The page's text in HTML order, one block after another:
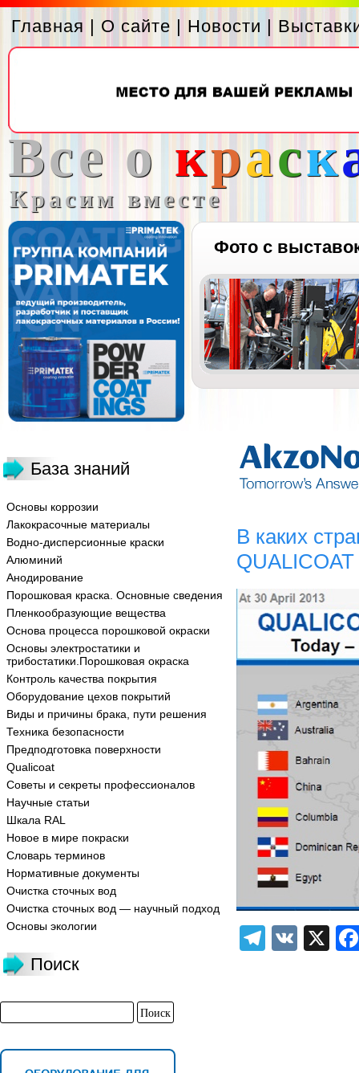
Главная | О сайте | Новости |
Все о краск
Красим вместе
Фото с
База знаний
Основы коррозии
Лакокрасочные материалы
Водно-дисперсионные краски
Алюминий
Анодирование
Порошковая краска. Основные сведения
Пленкообразующие вещества
Основа процесса порошковой окраски
Основы электростатики и
трибостатики.Порошковая окраска
Контроль качества покрытия
Оборудование цехов покрытий
Виды и причины брака, пути решения
Техника безопасности
Предподготовка поверхности
Qualicoat
Советы и секреты профессионалов
Научные статьи
Шкала RAL
Новое в мире покраски
Словарь терминов
Нормативные документы
Очистка сточных вод
Очистка сточных вод — научный подход
Основы экологии
Поиск
В каких
QUALICOAT
VK X